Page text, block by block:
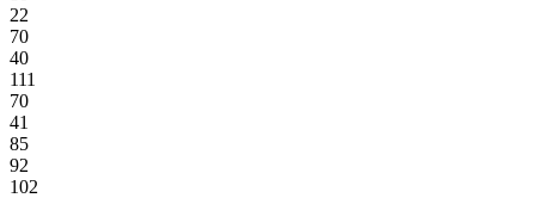
22
70
40
111
70
41
85
92
102